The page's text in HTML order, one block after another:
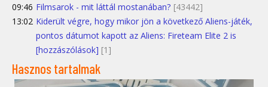
09:46 Filmsarok - mit láttál mostanában? [43442]
13:02 Kiderült végre, hogy mikor jön a következő Aliens-játék,
pontos dátumot kapott az Aliens: Fireteam Elite 2 is
[hozzászólások] [1]
Hasznos tartalmak